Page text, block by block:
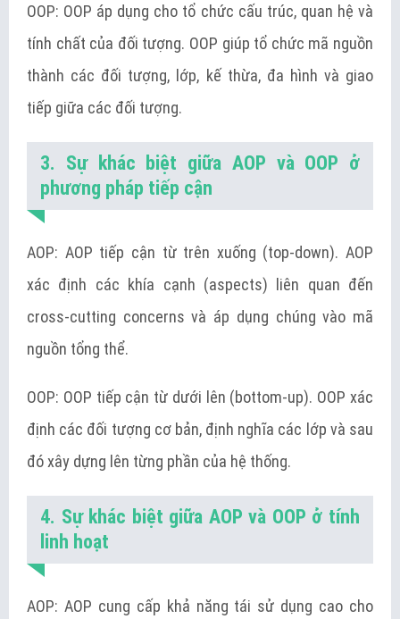
OOP: OOP áp dụng cho tổ chức cấu trúc, quan hệ và
tính chất của đối tượng. OOP giúp tổ chức mã nguồn
thành các đối tượng, lớp, kế thừa, đa hình và giao
tiếp giữa các đối tượng.
3. Sự khác biệt giữa AOP và OOP ở
phương pháp tiếp cận
AOP: AOP tiếp cận từ trên xuống (top-down). AOP
xác định các khía cạnh (aspects) liên quan đến
cross-cutting concerns và áp dụng chúng vào mã
nguồn tổng thể.
OOP: OOP tiếp cận từ dưới lên (bottom-up). OOP xác
định các đối tượng cơ bản, định nghĩa các lớp và sau
đó xây dựng lên từng phần của hệ thống.
4. Sự khác biệt giữa AOP và OOP ở tính
linh hoạt
AOP: AOP cung cấp khả năng tái sử dụng cao cho